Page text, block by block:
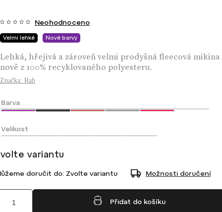
Velmi lehké Nové barvy
Neohodnoceno
Lehká, hřejivá a zároveň velmi prodyšná fleecová mikina
nově z 100% recyklovaného polyesteru.
Značka: Rab
Barva
Velikost
variantu
doručit do: Zvolte variantu Možnosti doručení
Přidat do košíku